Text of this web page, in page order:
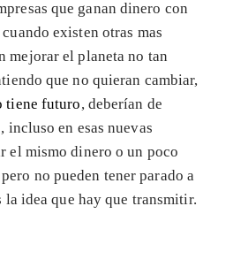
que ganan dinero con
cuando existen otras mas
mejorar el planeta no tan
que no quieran cambiar,
tiene futuro, deberían de
en esas nuevas
el mismo dinero o un poco
no pueden tener parado a
la idea que hay que transmitir.